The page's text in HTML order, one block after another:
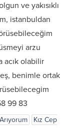
ve yakısıklı
istanbuldan
arzu
acık olabilir
benimle ortak
99 83
Kız Cep